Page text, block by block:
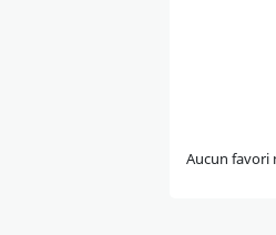
Aucun favori